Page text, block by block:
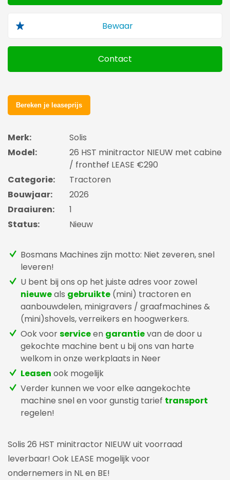
Contact
Merk:
Solis
Model:
26 HST minitractor NIEUW met cabine
/ fronthef LEASE €290
Categorie:
Tractoren
Bouwjaar:
2026
Draaiuren:
1
Status:
Nieuw
Bosmans Machines zijn motto: Niet zeveren, snel
leveren!
U bent bij ons op het juiste adres voor zowel
nieuweals gebruikte (mini) tractoren en
aanbouwdelen, minigravers / graafmachines &
(mini)shovels, verreikers en hoogwerkers.
Ook voorserviceen garantievan de door u
gekochte machine bent u bij ons van harte
welkom in onze werkplaats in Neer
Leasen ook mogelijk
Verder kunnen we voor elke aangekochte
machine snel en voor gunstig tarief transport
regelen!
Solis 26 HST minitractor NIEUW uit voorraad
leverbaar! Ook LEASE mogelijk voor
ondernemers in NL en BE!